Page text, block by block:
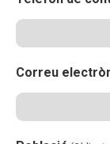
Correu